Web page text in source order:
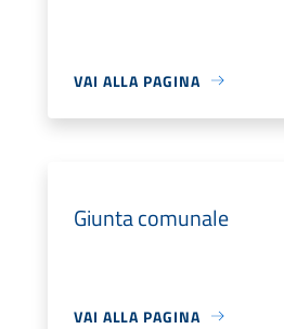
VAI ALLA PAGINA
Giunta comunale
VAI ALLA PAGINA